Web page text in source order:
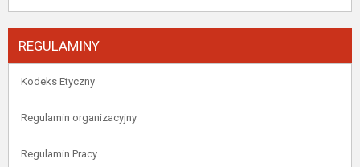
REGULAMINY
Kodeks Etyczny
Regulamin organizacyjny
Regulamin Pracy